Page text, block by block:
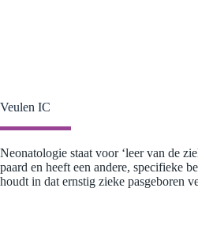
Veulen IC
Neonatologie staat voor ‘leer van de
paard en heeft een andere, specifieke
houdt in dat ernstig zieke pasgeboren